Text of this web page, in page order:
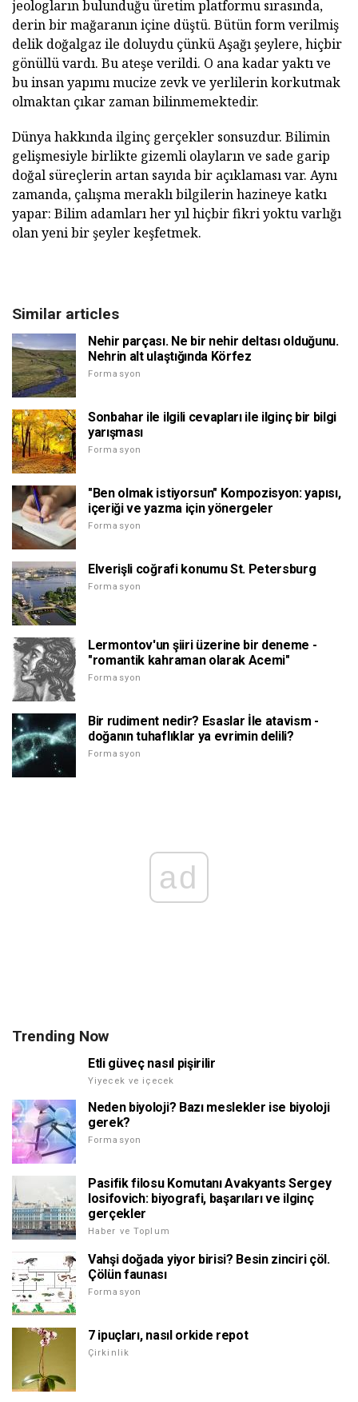
jeologların bulunduğu üretim platformu sırasında,
derin bir mağaranın içine düştü. Bütün form verilmiş
delik doğalgaz ile doluydu çünkü Aşağı şeylere, hiçbir
gönüllü vardı. Bu ateşe verildi. O ana kadar yaktı ve
bu insan yapımı mucize zevk ve yerlilerin korkutmak
olmaktan çıkar zaman bilinmemektedir.
Dünya hakkında ilginç gerçekler sonsuzdur. Bilimin
gelişmesiyle birlikte gizemli olayların ve sade garip
doğal süreçlerin artan sayıda bir açıklaması var. Aynı
zamanda, çalışma meraklı bilgilerin hazineye katkı
yapar: Bilim adamları her yıl hiçbir fikri yoktu varlığı
olan yeni bir şeyler keşfetmek.
Similar articles
Nehir parçası. Ne bir nehir deltası olduğunu.
Nehrin alt ulaştığında Körfez
Formasyon
Sonbahar ile ilgili cevapları ile ilginç bir bilgi
yarışması
Formasyon
"Ben olmak istiyorsun" Kompozisyon: yapısı,
içeriği ve yazma için yönergeler
Formasyon
Elverişli coğrafi konumu St. Petersburg
Formasyon
Lermontov'un şiiri üzerine bir deneme -
"romantik kahraman olarak Acemi"
Formasyon
Bir rudiment nedir? Esaslar İle atavism -
doğanın tuhaflıklar ya evrimin delili?
Formasyon
ad
Trending Now
Etli güveç nasıl pişirilir
Yiyecek ve içecek
Neden biyoloji? Bazı meslekler ise biyoloji
gerek?
Formasyon
Pasifik filosu Komutanı Avakyants Sergey
Iosifovich: biyografi, başarıları ve ilginç
gerçekler
Haber ve Toplum
Vahşi doğada yiyor birisi? Besin zinciri çöl.
Çölün faunası
Formasyon
7 ipuçları, nasıl orkide repot
Çirkinlik